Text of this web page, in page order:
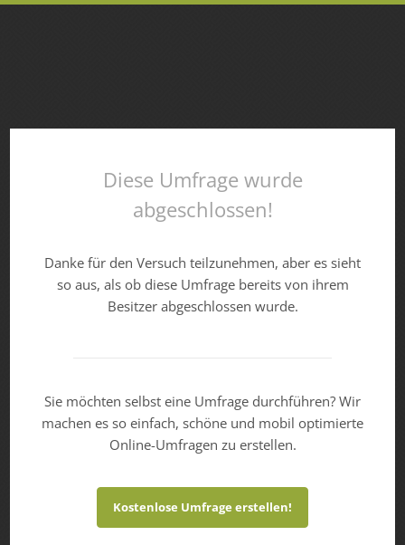
Diese Umfrage wurde
abgeschlossen!
Danke für den Versuch teilzunehmen, aber es sieht
so aus, als ob diese Umfrage bereits von ihrem
Besitzer abgeschlossen wurde.
Sie möchten selbst eine Umfrage durchführen? Wir
machen es so einfach, schöne und mobil optimierte
Online-Umfragen zu erstellen.
Kostenlose Umfrage erstellen!